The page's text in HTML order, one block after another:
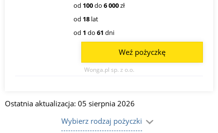
od 100do 6 000zł
od 18 lat
od 1 do 61 dni
Wonga.pl sp. z o.o.
Weź pożyczkę
Ostatnia aktualizacja: 05 sierpnia 2026
Wybierz rodzaj pożyczki